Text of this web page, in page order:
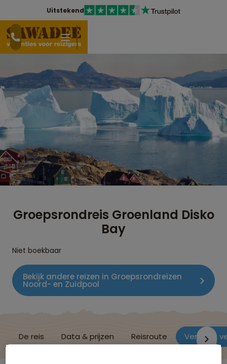
Uitstekend
Groepsrondreis Groenland Disko
Bay
Niet boekbaar
Bekijk andere reizen in Groepsrondreizen
Noord- en Zuidpool
De reis Data & prijzen Reisroute Verblijf &